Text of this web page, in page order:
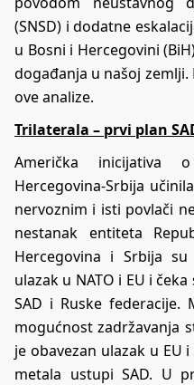
(SNSD) i dodatne
u Bosni i Hercegovini
događanja u našoj
ove analize.
Trilaterala – prvi plan
Američka inicijativa
Hercegovina-Srbija
nervoznim i isti povlači
nestanak entiteta
Hercegovina i Srbija
ulazak u NATO i EU i
SAD i Ruske federacije.
mogućnost zadržavanja
je obavezan ulazak u EU
metala ustupi SAD. U